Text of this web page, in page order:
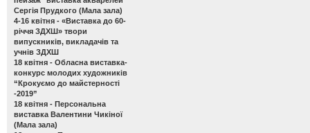
Сергія Прудкого (Мала зала)
4-16 квітня - «Виставка до 60-
річчя ЗДХШ» твори
випускників, викладачів та
учнів ЗДХШ
18 квітня - Обласна виставка-
конкурс молодих художників
“Крокуємо до майстерності
-2019”
18 квітня - Персональна
виставка Валентини Чикіної
(Мала зала)